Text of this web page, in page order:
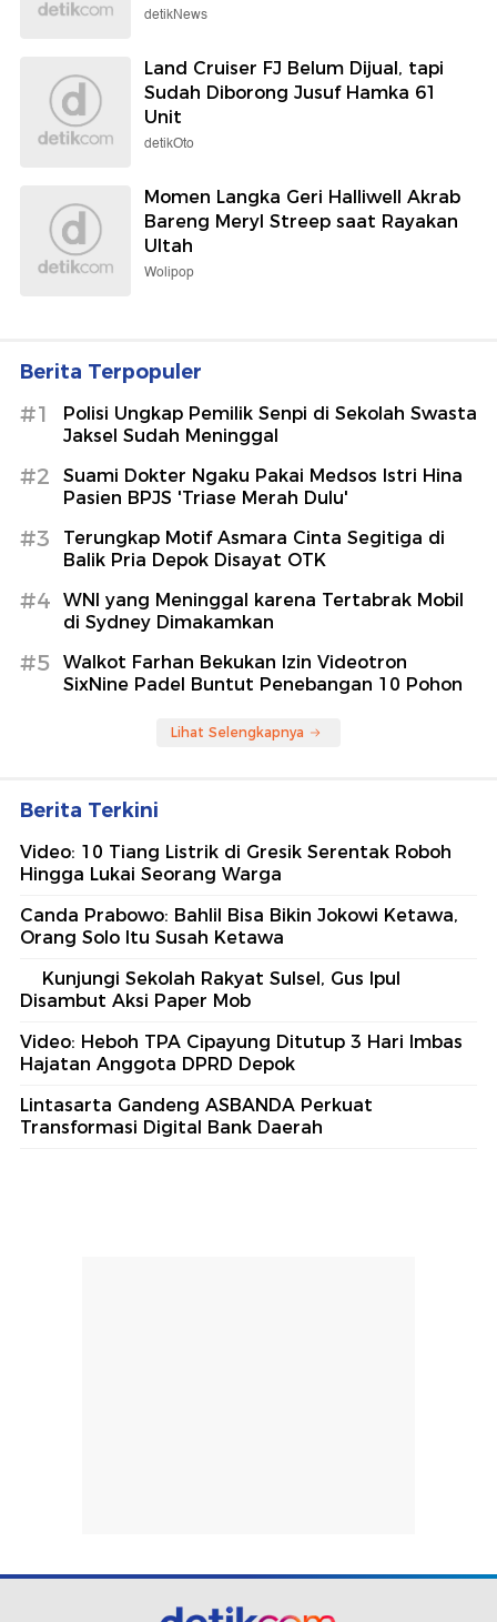
detikNews
Land Cruiser FJ Belum Dijual, tapi
Sudah Diborong Jusuf Hamka 61
Unit
detikOto
Momen Langka Geri Halliwell Akrab
Bareng Meryl Streep saat Rayakan
Ultah
Wolipop
Berita Terpopuler
#1
Polisi Ungkap Pemilik Senpi di Sekolah Swasta
Jaksel Sudah Meninggal
#2
Suami Dokter Ngaku Pakai Medsos Istri Hina
Pasien BPJS 'Triase Merah Dulu'
#3
Terungkap Motif Asmara Cinta Segitiga di
Balik Pria Depok Disayat OTK
#4
WNI yang Meninggal karena Tertabrak Mobil
di Sydney Dimakamkan
#5
Walkot Farhan Bekukan Izin Videotron
SixNine Padel Buntut Penebangan 10 Pohon
Lihat Selengkapnya
Berita Terkini
Video: 10 Tiang Listrik di Gresik Serentak Roboh
Hingga Lukai Seorang Warga
Canda Prabowo: Bahlil Bisa Bikin Jokowi Ketawa,
Orang Solo Itu Susah Ketawa
Kunjungi Sekolah Rakyat Sulsel, Gus Ipul
Disambut Aksi Paper Mob
Video: Heboh TPA Cipayung Ditutup 3 Hari Imbas
Hajatan Anggota DPRD Depok
Lintasarta Gandeng ASBANDA Perkuat
Transformasi Digital Bank Daerah